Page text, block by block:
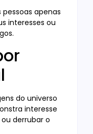
apenas
interesses ou
do universo
interesse
derrubar o